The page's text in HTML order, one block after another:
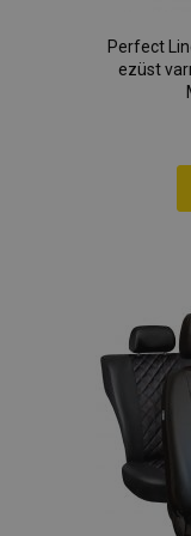
Perfect
ezüst
PHPSESSID
Google